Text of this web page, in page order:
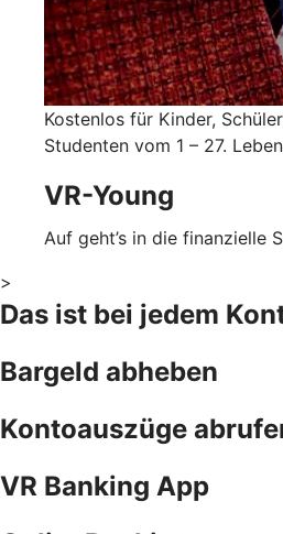
Kostenlos für Kinder,
Studenten vom 1 – 27.
VR-Young
Auf geht’s in die finanzielle
>
Das ist bei jedem
Bargeld abheben
Kontoauszüge
VR Banking App